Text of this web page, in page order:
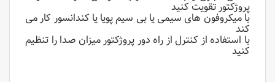
پروژکتور تقویت کنید
با میکروفون های سیمی یا بی سیم پویا یا کندانسور کار می
کند
با استفاده از کنترل از راه دور پروژکتور میزان صدا را تنظیم
کنید